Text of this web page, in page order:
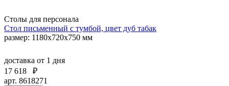
Столы для персонала
Стол письменный с тумбой, цвет дуб табак
размер: 1180х720х750 мм
доставка от 1 дня
17 618
₽
арт. 8618271